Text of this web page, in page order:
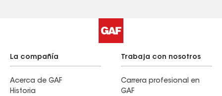
La compañía
Acerca de GAF
Historia
Trabaja con nosotros
Carrera profesional en
GAF